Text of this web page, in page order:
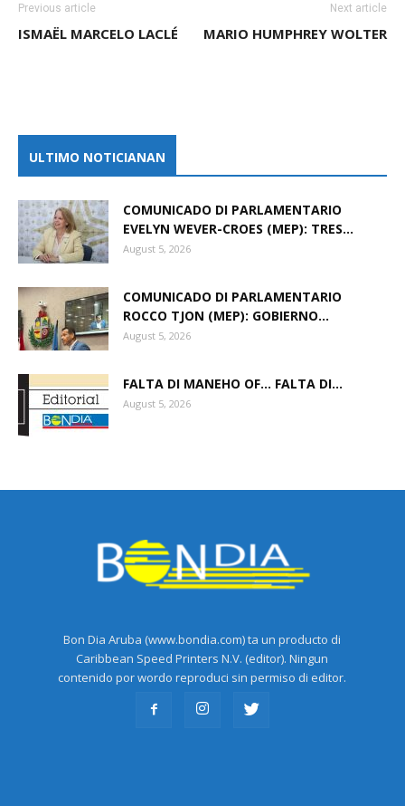
Previous article
ISMAËL MARCELO LACLÉ
Next article
MARIO HUMPHREY WOLTER
ULTIMO NOTICIANAN
COMUNICADO DI PARLAMENTARIO
EVELYN WEVER-CROES (MEP): TRES...
August 5, 2026
COMUNICADO DI PARLAMENTARIO
ROCCO TJON (MEP): GOBIERNO...
August 5, 2026
FALTA DI MANEHO OF… FALTA DI...
August 5, 2026
Bon Dia Aruba (www.bondia.com) ta un producto di
Caribbean Speed Printers N.V. (editor). Ningun
contenido por wordo reproduci sin permiso di editor.